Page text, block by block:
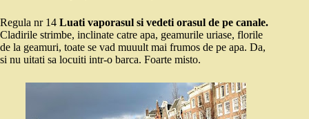
Regula nr 14 Luati vaporasul si vedeti orasul de pe canale.
Cladirile strimbe, inclinate catre apa, geamurile uriase, florile
de la geamuri, toate se vad muuult mai frumos de pe apa. Da,
si nu uitati sa locuiti intr-o barca. Foarte misto.